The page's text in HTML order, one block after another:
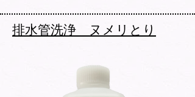
​排水管洗浄 ヌメリとり